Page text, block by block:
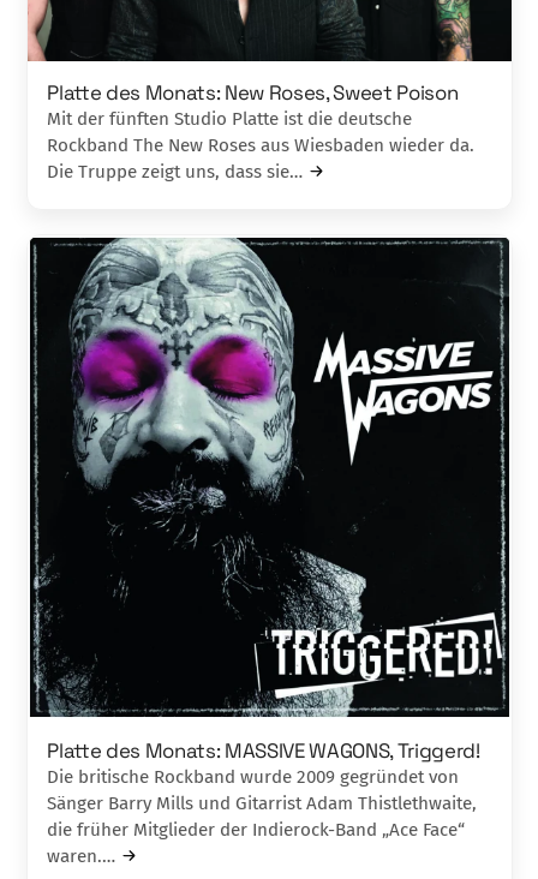
Platte des Monats: New Roses, Sweet Poison
Mit der fünften Studio Platte ist die deutsche
Rockband The New Roses aus Wiesbaden wieder da.
Die Truppe zeigt uns, dass sie…
Platte des Monats: MASSIVE WAGONS, Triggerd!
Die britische Rockband wurde 2009 gegründet von
Sänger Barry Mills und Gitarrist Adam Thistlethwaite,
die früher Mitglieder der Indierock-Band „Ace Face“
waren.…